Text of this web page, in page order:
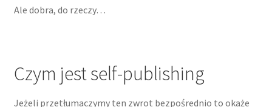
Ale dobra, do rzeczy…
Czym jest self-publishing
Jeżeli przetłumaczymy ten zwrot bezpośrednio to okaże